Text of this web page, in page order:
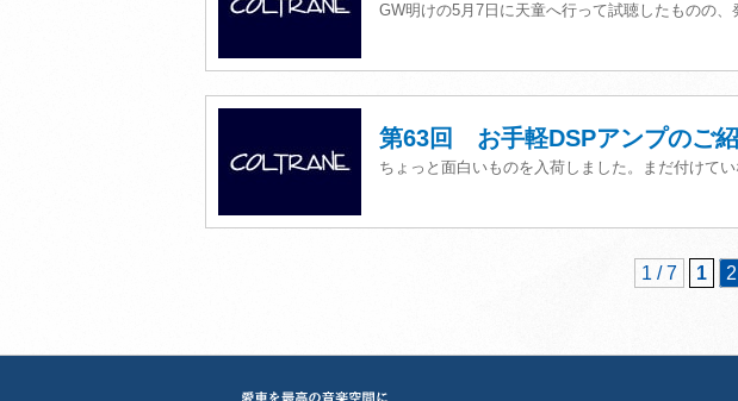
GW明けの5月7日に天童へ行って試聴したものの
第63回 お手軽DSPアンプのご
ちょっと面白いものを入荷しました。まだ付けて
1 / 7 1 2